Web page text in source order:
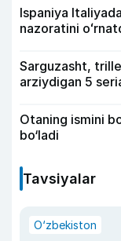
Ispaniya
nazoratini
Sarguzasht,
arziydigan 5
Otaning ismini
bo‘ladi
Tavsiyalar
O‘zbekiston